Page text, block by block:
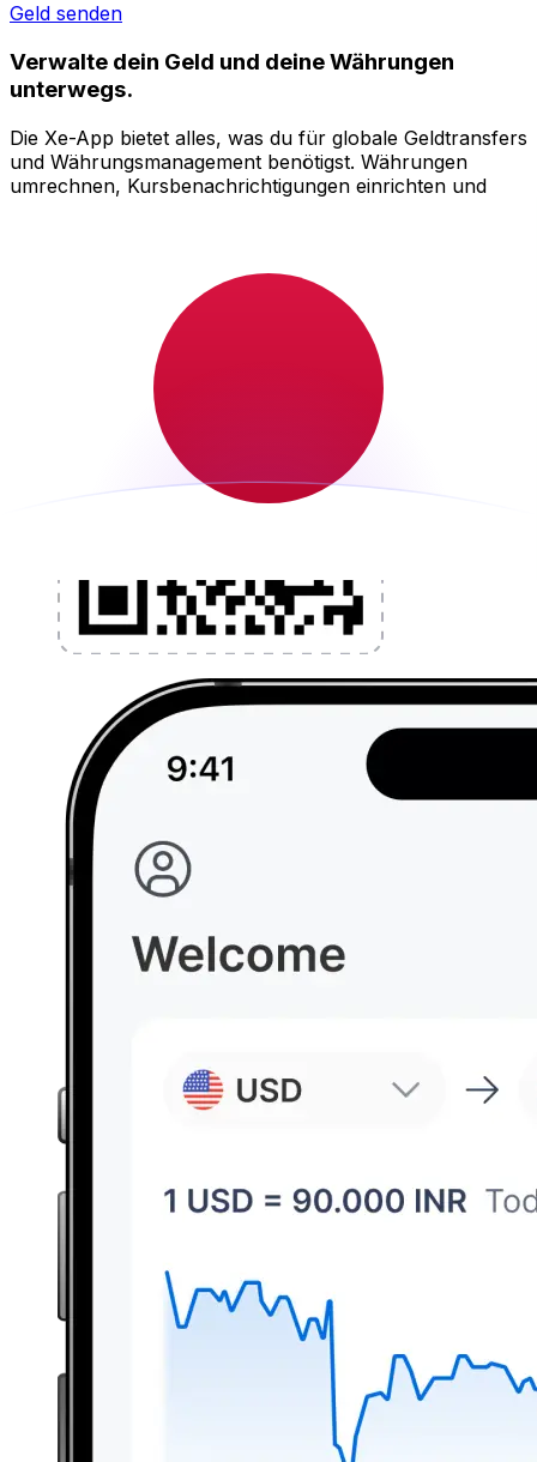
Geld senden
Verwalte dein Geld und deine Währungen
unterwegs.
Die Xe-App bietet alles, was du für globale Geldtransfers
und Währungsmanagement benötigst. Währungen
umrechnen, Kursbenachrichtigungen einrichten und